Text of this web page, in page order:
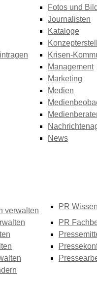
Fotos und
Journalisten
Kataloge
Krisen-
Management
Marketing
Medien
News
verwalten
PR
PR